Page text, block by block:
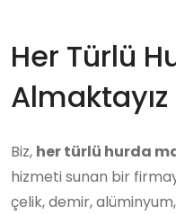
Her Türlü
Almaktayız
Biz, her türlü hurda
hizmeti sunan bir
çelik, demir,